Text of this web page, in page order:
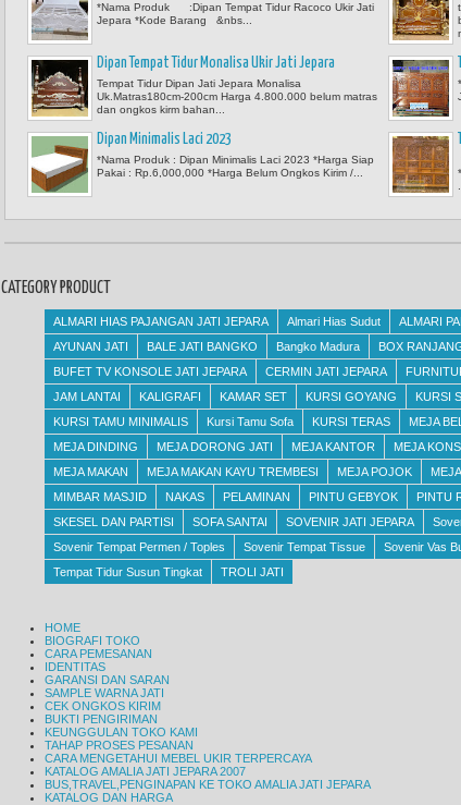
*Nama Produk :Dipan Tempat Tidur Racoco Ukir Jati
Jepara *Kode Barang &nbs...
Dipan Tempat Tidur Monalisa Ukir Jati Jepara
Tempat Tidur Dipan Jati Jepara Monalisa
Uk.Matras180cm-200cm Harga 4.800.000 belum matras
dan ongkos kirm bahan...
Dipan Minimalis Laci 2023
*Nama Produk : Dipan Minimalis Laci 2023 *Harga Siap
Pakai : Rp.6,000,000 *Harga Belum Ongkos Kirim /...
CATEGORY PRODUCT
ALMARI HIAS PAJANGAN JATI JEPARA Almari Hias Sudut ALMARI
AYUNAN JATI
BALE JATI BANGKO Bangko Madura BOX
BUFET TV KONSOLE JATI JEPARA
CERMIN JATI JEPARA
JAM LANTAI
KALIGRAFI KAMAR SET KURSI GOYANG KURSI
KURSI TAMU MINIMALIS
Kursi Tamu Sofa KURSI TERAS MEJA
MEJA DINDING
MEJA DORONG JATI MEJA KANTOR MEJA
MEJA MAKAN
MEJA MAKAN KAYU TREMBESI MEJA POJOK
MIMBAR MASJID
NAKAS PELAMINAN PINTU GEBYOK PINTU
SKESEL DAN PARTISI
SOFA SANTAI SOVENIR JATI JEPARA
Sovenir Tempat Permen / Toples
Sovenir Tempat Tissue Sovenir Vas
Tempat Tidur Susun Tingkat
TROLI JATI
HOME
BIOGRAFI TOKO
CARA PEMESANAN
IDENTITAS
GARANSI DAN SARAN
SAMPLE WARNA JATI
CEK ONGKOS KIRIM
BUKTI PENGIRIMAN
KEUNGGULAN TOKO KAMI
TAHAP PROSES PESANAN
CARA MENGETAHUI MEBEL UKIR TERPERCAYA
KATALOG AMALIA JATI JEPARA 2007
BUS,TRAVEL,PENGINAPAN KE TOKO AMALIA JATI JEPARA
KATALOG DAN HARGA